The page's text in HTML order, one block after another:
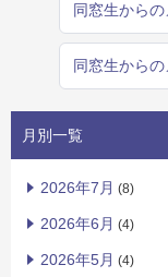
同窓生からの
同窓生からの
月別一覧
2026年7月 (8)
2026年6月 (4)
2026年5月 (4)